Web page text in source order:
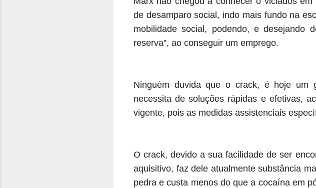
de desamparo social, indo mais fundo na
mobilidade social, podendo, e desejando
reserva”, ao conseguir um emprego.
Ninguém duvida que o crack, é hoje um
necessita de soluções rápidas e efetivas,
vigente, pois as medidas assistenciais
O crack, devido a sua facilidade de ser
aquisitivo, faz dele atualmente substância
pedra e custa menos do que a cocaína em